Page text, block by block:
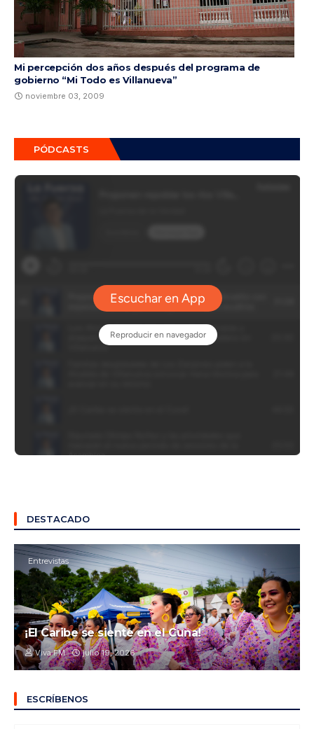
Mi percepción dos años después del programa de
gobierno “Mi Todo es Villanueva”
noviembre 03, 2009
PÓDCASTS
DESTACADO
Entrevistas
¡El Caribe se siente en el Cuna!
Viva FM julio 19, 2026
ESCRÍBENOS